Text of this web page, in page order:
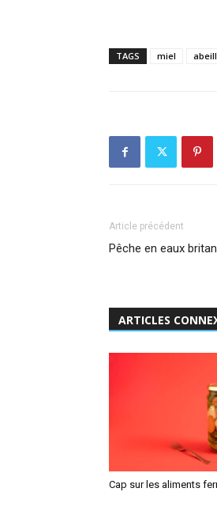
TAGS miel
Article précédent
Pêche en eaux
ARTICLES
Cap sur les aliments